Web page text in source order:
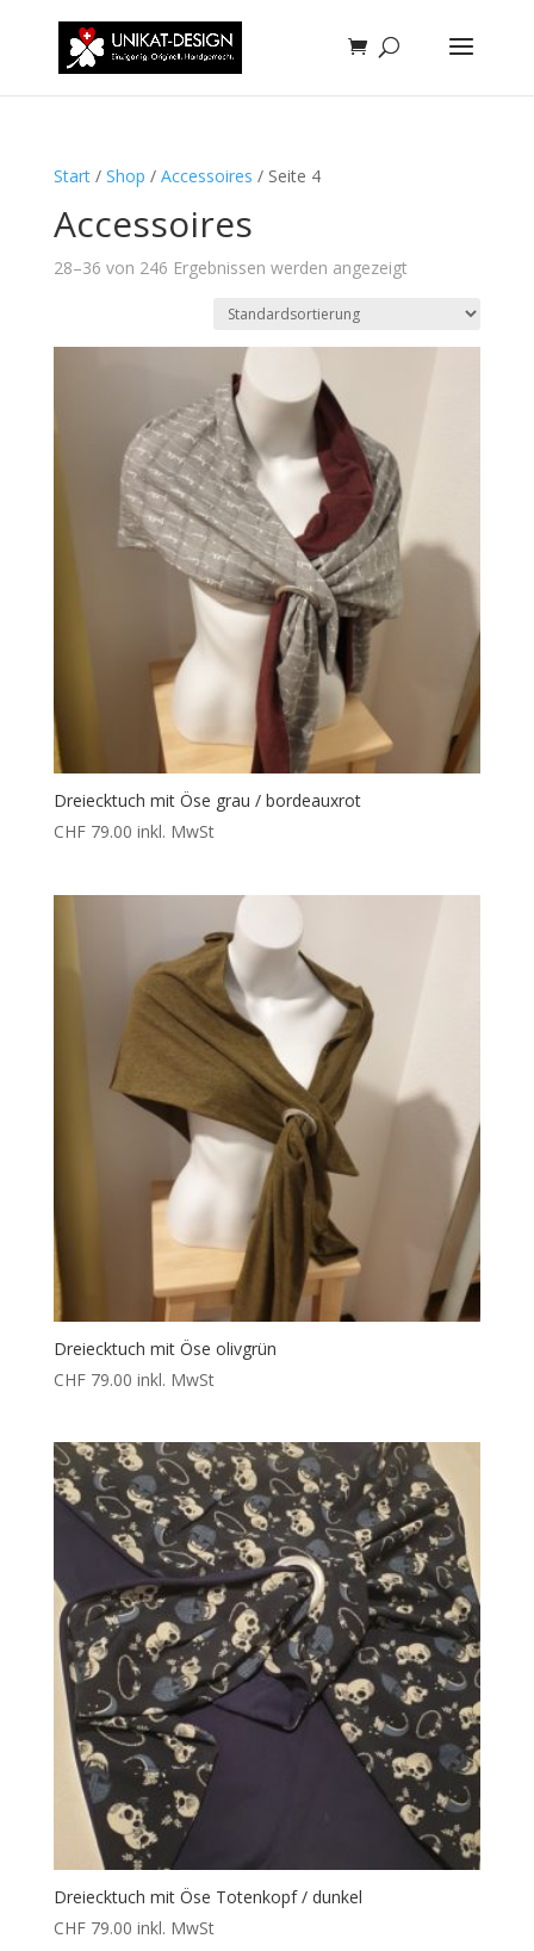
Start/ Shop / Accessoires / Seite 4
Accessoires
28–36 von 246 Ergebnissen werden angezeigt
Dreiecktuch mit Öse grau / bordeauxrot
CHF79.00 inkl. MwSt
Dreiecktuch mit Öse olivgrün
CHF79.00 inkl. MwSt
Dreiecktuch mit Öse Totenkopf / dunkel
CHF79.00 inkl. MwSt